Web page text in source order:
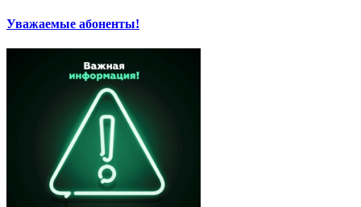
Уважаемые абоненты!